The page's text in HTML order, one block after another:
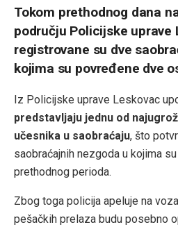
Tokom prethodnog dana
području Policijske uprave
registrovane su dve
kojima su povređene dve
Iz Policijske uprave Leskovac
predstavljaju jednu od
učesnika u saobraćaju, što
saobraćajnih nezgoda u kojima
prethodnog perioda.
Zbog toga policija apeluje na
pešačkih prelaza budu posebno